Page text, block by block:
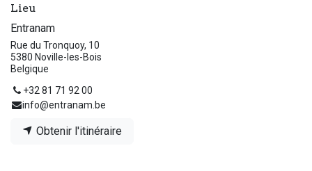
Lieu
Entranam
Rue du Tronquoy, 10
5380 Noville-les-Bois
Belgique
+32 81 71 92 00
info@entranam.be
Obtenir l'itinéraire